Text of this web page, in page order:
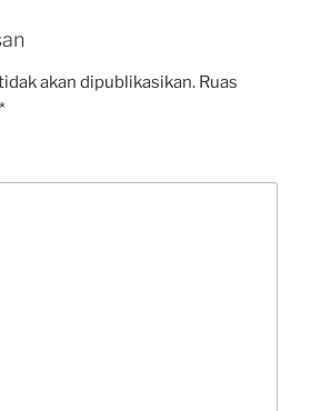
akan dipublikasikan. Ruas
*